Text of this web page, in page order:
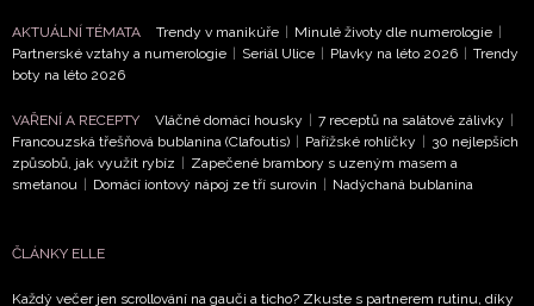
AKTUÁLNÍ TÉMATA Trendy v manikúře | Minulé životy dle numerologie |
Partnerské vztahy a numerologie | Seriál Ulice | Plavky na léto 2026 | Trendy
boty na léto 2026
VAŘENÍ A RECEPTY Vláčné domácí housky | 7 receptů na salátové zálivky |
Francouzská třešňová bublanina (Clafoutis) | Pařížské rohlíčky | 30 nejlepších
způsobů, jak využít rybíz | Zapečené brambory s uzeným masem a
smetanou | Domácí iontový nápoj ze tří surovin | Nadýchaná bublanina
ČLÁNKY ELLE
Každý večer jen scrollování na gauči a ticho? Zkuste s partnerem rutinu, díky